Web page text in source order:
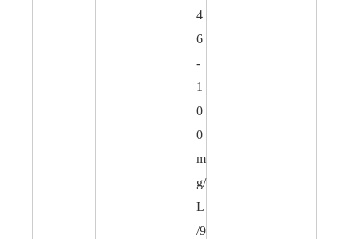
4
6
-
1
0
0
m
g/
L
/9